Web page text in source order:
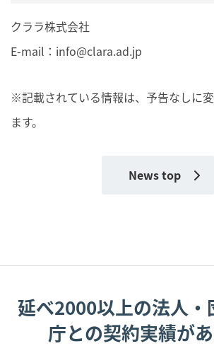
クララ株式会社
E-mail： info@clara.ad.jp
※記載されている情報は、予告なしに
ます。
News top
延べ2000以上の法人・
庁との契約実績が